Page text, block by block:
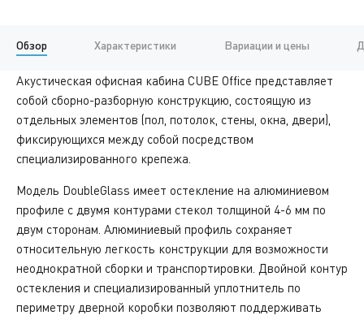
Обзор Характеристики Вариации и цены
Акустическая офисная кабина CUBE Office представляет
собой сборно-разборную конструкцию, состоящую из
отдельных элементов (пол, потолок, стены, окна, двери),
фиксирующихся между собой посредством
специализированного крепежа.
Модель DoubleGlass имеет остекление на алюминиевом
профиле с двумя контурами стекол толщиной 4-6 мм по
двум сторонам. Алюминиевый профиль сохраняет
относительную легкость конструкции для возможности
неоднократной сборки и транспортировки. Двойной контур
остекления и специализированный уплотнитель по
периметру дверной коробки позволяют поддерживать